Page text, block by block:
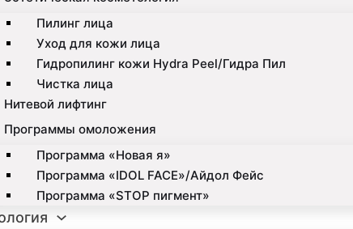
Пилинг лица
Уход для кожи лица
Гидропилинг кожи Hydra Peel/Гидра Пил
Чистка лица
Нитевой лифтинг
Программы омоложения
Программа «Новая я»
Программа «IDOL FACE»/Айдол Фейс
Программа «STOP пигмент»